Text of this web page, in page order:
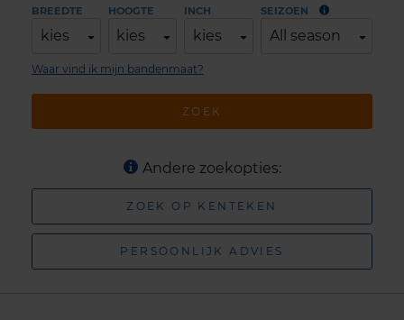
BREEDTE
kies
HOOGTE
kies
INCH
kies
SEIZOEN
All season
ZOEK
Waar vind ik mijn bandenmaat?
Andere zoekopties:
ZOEK OP KENTEKEN
PERSOONLIJK ADVIES